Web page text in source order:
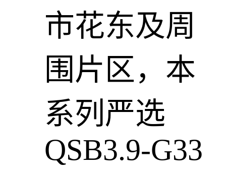
市花东及周
围片区，本
系列严选
QSB3.9-G33